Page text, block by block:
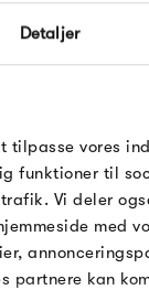
Detaljer
tilpasse vores
funktioner til
Vi deler
med
partnere kan
samme
DIN NÆSTE